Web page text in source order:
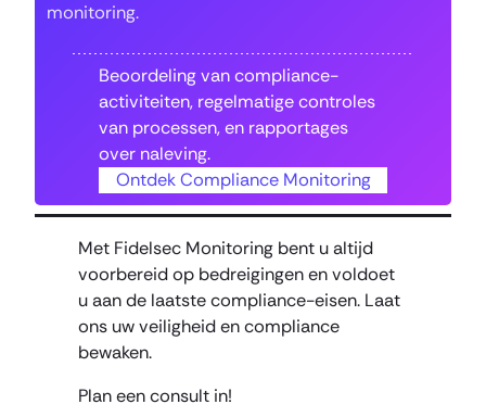
monitoring.
Beoordeling van compliance-
activiteiten, regelmatige controles
van processen, en rapportages
over naleving.
Ontdek Compliance Monitoring
Met Fidelsec Monitoring bent u altijd
voorbereid op bedreigingen en voldoet
u aan de laatste compliance-eisen. Laat
ons uw veiligheid en compliance
bewaken.
Plan een consult in!